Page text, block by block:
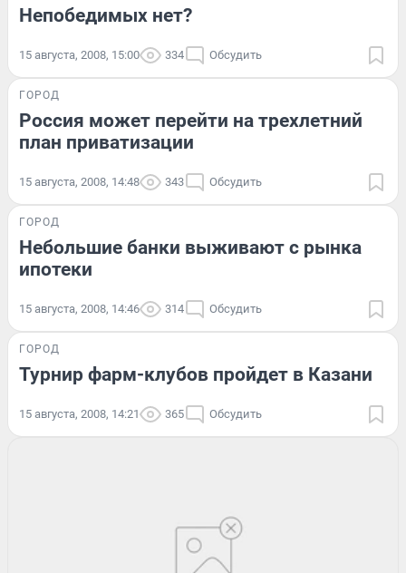
Непобедимых нет?
15 августа, 2008, 15:00 334 Обсудить
ГОРОД
Россия может перейти на трехлетний
план приватизации
15 августа, 2008, 14:48 343 Обсудить
ГОРОД
Небольшие банки выживают с рынка
ипотеки
15 августа, 2008, 14:46 314 Обсудить
ГОРОД
Турнир фарм-клубов пройдет в Казани
15 августа, 2008, 14:21 365 Обсудить